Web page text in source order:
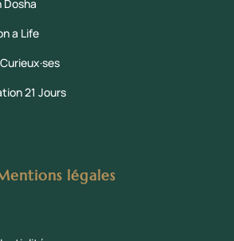
Dosha
a Life
21 Jours
légales